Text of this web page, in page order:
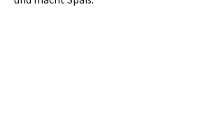
noch. Ruhig mal ein wenig herumstromern.